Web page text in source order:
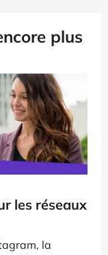
plus
les réseaux
la